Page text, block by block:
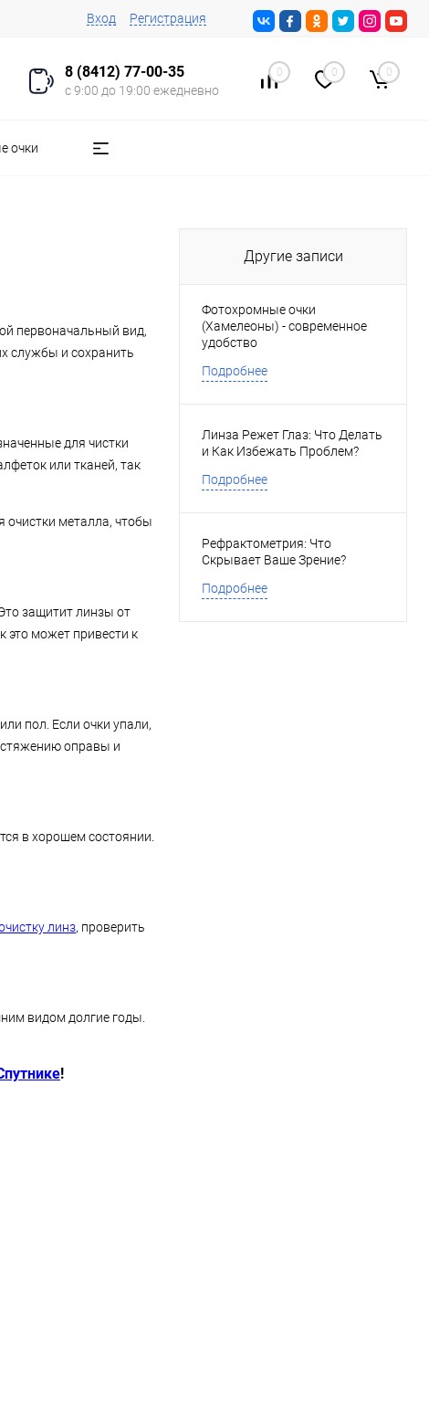
Вход Регистрация
8 (8412) 77-00-35
с 9:00 до 19:00 ежедневно
0 0 0
очки
первоначальный вид,
службы и сохранить
для чистки
или тканей, так
очистки металла, чтобы
защитит линзы от
это может привести к
пол. Если очки упали,
оправы и
в хорошем состоянии.
линз, проверить
видом долгие годы.
!
Другие записи
Фотохромные очки
(Хамелеоны) - современное
удобство
Подробнее
Линза Режет Глаз: Что Делать
и Как Избежать Проблем?
Подробнее
Рефрактометрия: Что
Скрывает Ваше Зрение?
Подробнее